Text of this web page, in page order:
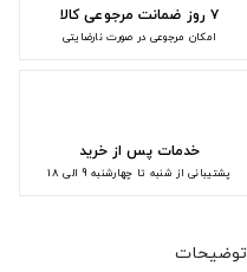
۷ روز ضمانت مرجوعی کالا
امکان مرجوعی در صورت نارضایتی
خدمات پس از خرید
پشتیبانی از شنبه تا چهارشنبه 9 الی 18
توضیحات